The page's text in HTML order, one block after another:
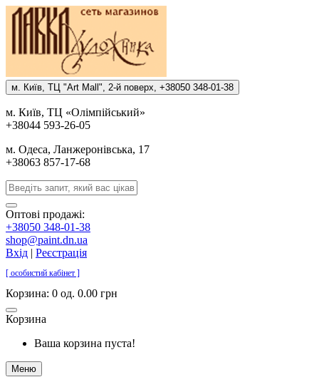
м. Киïв, ТЦ "Art Mall", 2-й поверх, +38050 348-01-38
м. Киïв, ТЦ «Олiмпiйський»
+38044 593-26-05
м. Одеса, Ланжеронiвська, 17
+38063 857-17-68
Оптові продажі:
+38050 348-01-38
shop@paint.dn.ua
Вхід | Реєстрація
[ особистий кабінет ]
Корзина: 0 од. 0.00 грн
Корзина
Ваша корзина пуста!
Меню